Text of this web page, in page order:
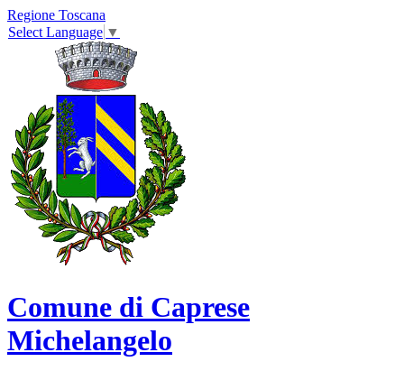
Regione Toscana
Select Language ▼
Comune di Caprese
Michelangelo